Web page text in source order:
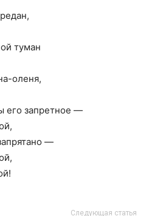
туман
оленя,
его запретное —
—
Следующая статья